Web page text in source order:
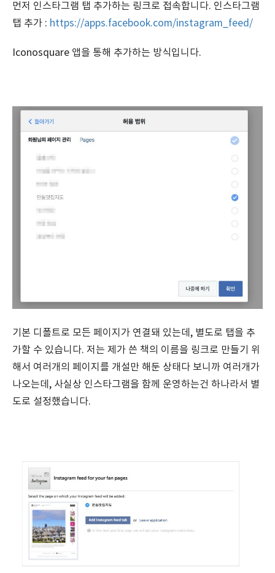
먼저 인스타그램 탭 추가하는 링크로 접속합니다. 인스타그램
탭 추가 : https://apps.facebook.com/instagram_feed/
Iconosquare 앱을 통해 추가하는 방식입니다.
기본 디폴트로 모든 페이지가 연결돼 있는데, 별도로 탭을 추
가할 수 있습니다. 저는 제가 쓴 책의 이름을 링크로 만들기 위
해서 여러개의 페이지를 개설만 해둔 상태다 보니까 여러개가
나오는데, 사실상 인스타그램을 함께 운영하는건 하나라서 별
도로 설정했습니다.